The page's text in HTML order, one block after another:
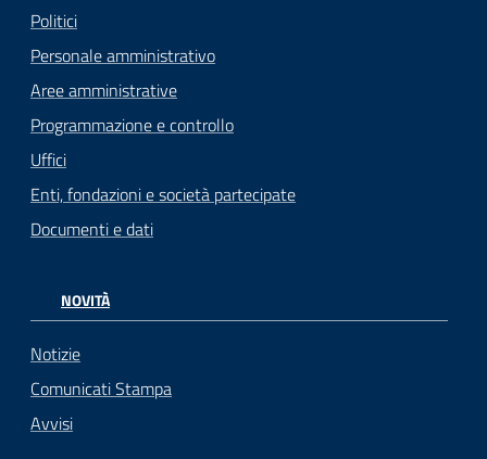
Politici
Personale amministrativo
Aree amministrative
Programmazione e controllo
Uffici
Enti, fondazioni e società partecipate
Documenti e dati
NOVITÀ
Notizie
Comunicati Stampa
Avvisi